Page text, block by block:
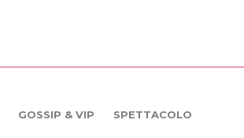
GOSSIP & VIP SPETTACOLO